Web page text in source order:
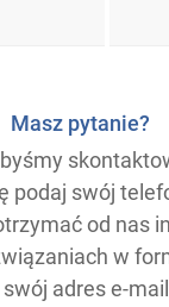
Masz pytanie?
podaj swój
od nas
w
swój adres e-